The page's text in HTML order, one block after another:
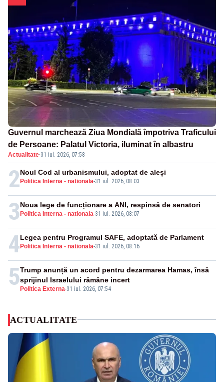
Guvernul marchează Ziua Mondială împotriva Traficului
de Persoane: Palatul Victoria, iluminat în albastru
Actualitate·31 iul. 2026, 07:58
2 Politica Interna - nationala-31 iul. 2026, 08:03
Noul Cod al urbanismului, adoptat de aleși
3 Politica Interna - nationala-31 iul. 2026, 08:07
Noua lege de funcționare a ANI, respinsă de senatori
4 Politica Interna - nationala-31 iul. 2026, 08:16
Legea pentru Programul SAFE, adoptată de Parlament
5 Politica Externa-31 iul. 2026, 07:54
Trump anunță un acord pentru dezarmarea Hamas, însă
sprijinul Israelului rămâne incert
ACTUALITATE